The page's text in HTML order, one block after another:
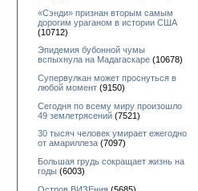
«Сэнди» признан вторым самым
дорогим ураганом в истории США
(10712)
Эпидемия бубонной чумы
вспыхнула на Мадагаскаре (10678)
Супервулкан может проснуться в
любой момент (9150)
Сегодня по всему миру произошло
49 землетрясений (7521)
30 тысяч человек умирает ежегодно
от амариллеза (7097)
Большая грудь сокращает жизнь на
годы (6003)
Остров ВИЗЕния (5685)